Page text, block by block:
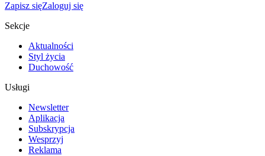
Zapisz sięZaloguj się
Sekcje
Aktualności
Styl życia
Duchowość
Usługi
Newsletter
Aplikacja
Subskrypcja
Wesprzyj
Reklama